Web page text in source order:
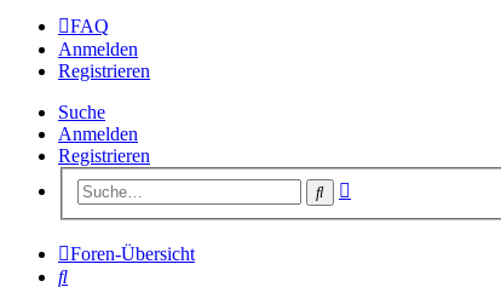
FAQ
Anmelden
Registrieren
Suche
Anmelden
Registrieren
Suche
Foren-Übersicht
Suche